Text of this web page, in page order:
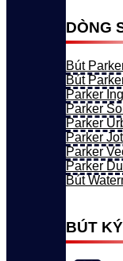
DÒNG
Bút
Bút
Parker
Parker
Parker
Parker
Parker
Parker
Bút
BÚT